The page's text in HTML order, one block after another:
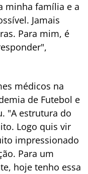
minha família e a
Jamais
Para mim, é
médicos na
de Futebol e
"A estrutura do
Logo quis vir
impressionado
Para um
hoje tenho essa